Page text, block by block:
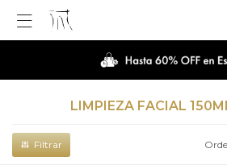

LIMPIEZA FACIAL